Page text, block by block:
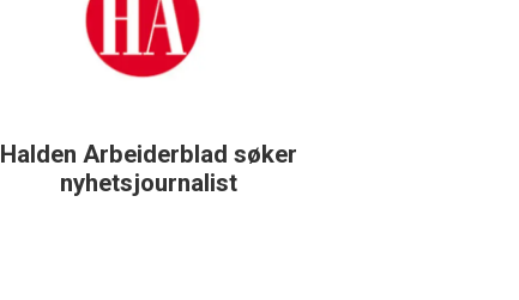
Halden Arbeiderblad søker
nyhetsjournalist